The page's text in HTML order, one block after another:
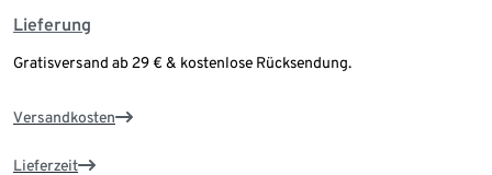
Lieferung
Gratisversand ab 29 € & kostenlose Rücksendung.
Versandkosten
Lieferzeit